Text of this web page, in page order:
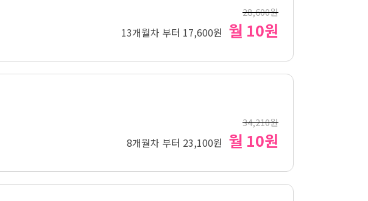
28,600원
13개월차 부터 17,600원 월 10원
34,210원
8개월차 부터 23,100원 월 10원